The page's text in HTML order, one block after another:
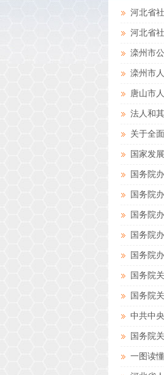
河北省
河北省
滦州市
滦州市
唐山市
法人和
关于全
国家发
国务院
国务院
国务院
国务院
国务院
国务院
国务院
中共中
国务院
一图读